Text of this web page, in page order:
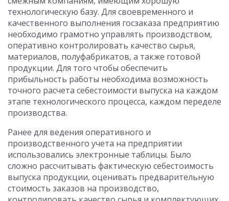
технологическую базу. Для своевременного и
качественного выполнения госзаказа предприятию
необходимо грамотно управлять производством,
оперативно контролировать качество сырья,
материалов, полуфабрикатов, а также готовой
продукции. Для того чтобы обеспечить
прибыльность работы необходима возможность
точного расчета себестоимости выпуска на каждом
этапе технологического процесса, каждом переделе
производства.
Ранее для ведения оперативного и
производственного учета на предприятии
использовались электронные таблицы. Было
сложно рассчитывать фактическую себестоимость
выпуска продукции, оценивать предварительную
стоимость заказов на производство,